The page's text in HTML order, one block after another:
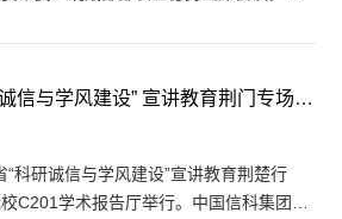
间，并围绕人才培养、实习实践、校园
校企师资联动、完善服务保障，进一步
化管理服务，持续改进工作提升服务质
2026年湖北省“科研诚信与学风建设” 宣讲教育荆门专场报告...
科研诚信与学风建设”宣讲教育荆楚行
C201学术报告厅举行。中国信科集团高